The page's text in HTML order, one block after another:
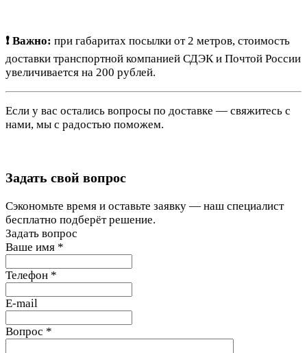
❗ Важно: при габаритах посылки от 2 метров, стоимость
доставки транспортной компанией СДЭК и Почтой России
увеличивается на 200 рублей.
Если у вас остались вопросы по доставке — свяжитесь с
нами, мы с радостью поможем.
Задать свой вопрос
Сэкономьте время и оставьте заявку — наш специалист
бесплатно подберёт решение.
Задать вопрос
Ваше имя *
Телефон *
E-mail
Вопрос *